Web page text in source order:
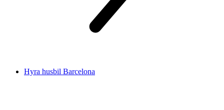
Hyra husbil Barcelona